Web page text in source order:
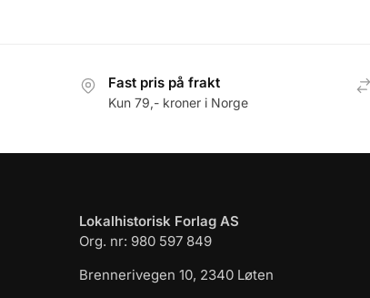
Fast pris på frakt
Kun 79,- kroner i Norge
Lokalhistorisk Forlag AS
Org. nr: 980 597 849
Brennerivegen 10, 2340 Løten